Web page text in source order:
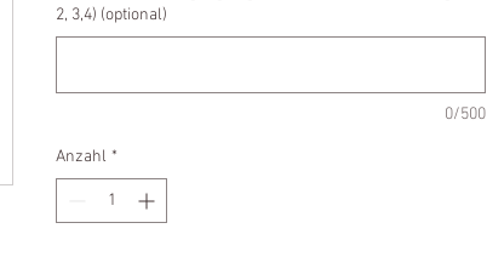
2, 3,4) (optional)
0/500
Anzahl *